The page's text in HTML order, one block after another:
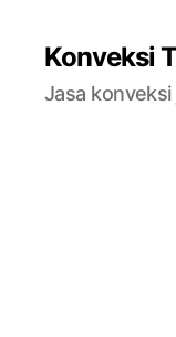
Konveksi
Jasa